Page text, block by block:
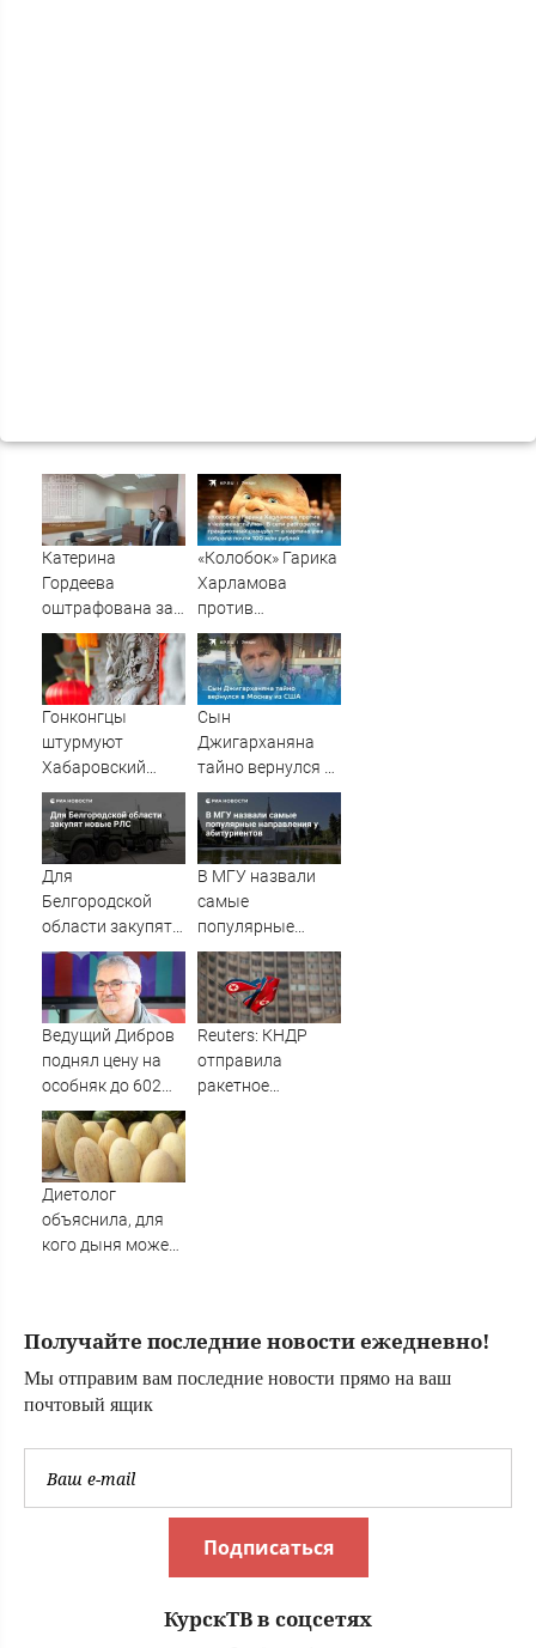
Катерина
Гордеева
оштрафована за
пропаганду ЛГБТ
в интернете -
Новости на
Вести.ru
«Колобок» Гарика
Харламова
против
«Человека-паука»:
В сети разгорелся
грандиозный
скандал — а
картина уже
собрала почти
Гонконгцы
штурмуют
Хабаровский
край
Сын
Джигарханяна
тайно вернулся в
Москву из США
Для
Белгородской
области закупят
новые РЛС
В МГУ назвали
самые
популярные
направления у
абитуриентов
Ведущий Дибров
поднял цену на
особняк до 602
млн рублей
Reuters: КНДР
отправила
ракетное
Диетолог
объяснила, для
кого дыня может
Получайте последние новости ежедневно!
Мы отправим вам последние новости прямо на ваш
почтовый ящик
Подписаться
КурскТВ в соцсетях